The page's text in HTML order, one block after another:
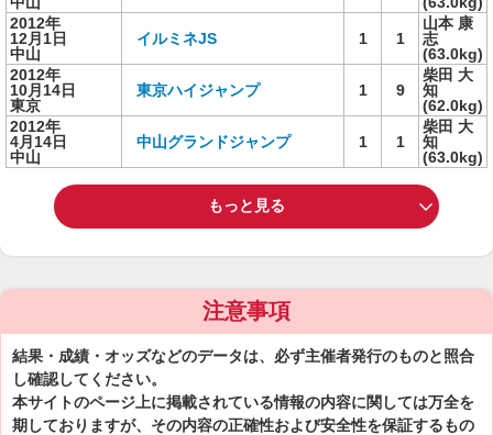
2012年
12月1日
中山
イルミネJS 1 1
山本 康
志
(63.0kg)
2012年
10月14日
東京
東京ハイジャンプ 1 9
柴田 大
知
(62.0kg)
2012年
4月14日
中山
中山グランドジャンプ 1 1
柴田 大
知
(63.0kg)
もっと見る
注意事項
結果・成績・オッズなどのデータは、必ず主催者発行のものと照合
し確認してください。
本サイトのページ上に掲載されている情報の内容に関しては万全を
期しておりますが、その内容の正確性および安全性を保証するもの